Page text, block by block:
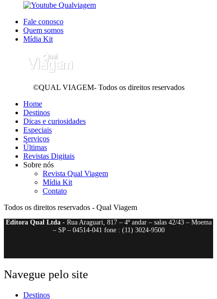
Fale conosco
Quem somos
Mídia Kit
©QUAL VIAGEM- Todos os direitos reservados
Home
Destinos
Dicas e curiosidades
Especiais
Serviços
Últimas
Revistas Digitais
Sobre nós
Revista Qual Viagem
Mídia Kit
Contato
Todos os direitos reservados - Qual Viagem
Editora Qual Ltda- Rua Araguari, 817 – 4º andar – salas 42/43 – Moema
– SP – 04514-041 fone : (11) 3024-9500
Navegue pelo site
Destinos